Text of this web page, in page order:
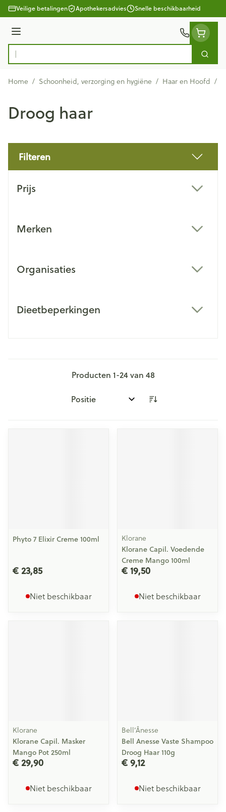
Ga naar de inhoud
Veilige betalingen Apothekersadvies Snelle beschikbaarheid
Menu
Product, merk, categorie...
Zoek
Home / Schoonheid, verzorging en hygiëne / Haar en Hoofd /
Droog haar
Filteren
Prijs
Merken
Organisaties
Dieetbeperkingen
Producten 1-24van 48
Sorteer op:
Phyto 7 Elixir Creme 100ml
€ 23,85
Niet beschikbaar
Klorane
Klorane Capil. Voedende
Creme Mango 100ml
€ 19,50
Niet beschikbaar
Klorane
Klorane Capil. Masker
Mango Pot 250ml
€ 29,90
Niet beschikbaar
Bell’Ânesse
Bell Anesse Vaste Shampoo
Droog Haar 110g
€ 9,12
Niet beschikbaar